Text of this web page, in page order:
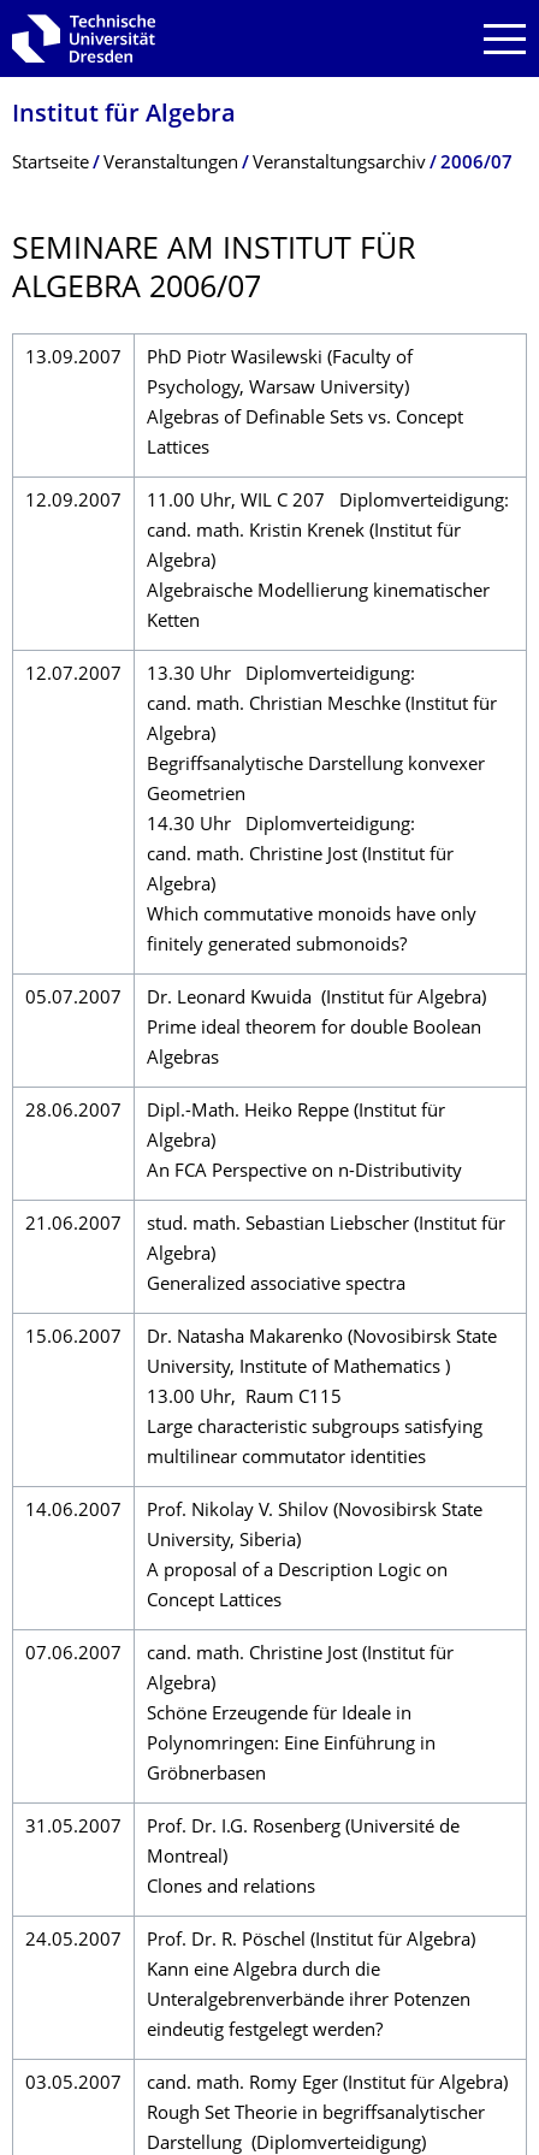
Zur Hauptnavigation springen
Zur Suche springen
Zum Inhalt springen
Institut für Algebra
Breadcrumb-Menü
Startseite Veranstaltungen Veranstaltungsarchiv 2006/07
SEMINARE AM INSTITUT FÜR
ALGEBRA 2006/07
13.09.2007
PhD Piotr Wasilewski (Faculty of
Psychology, Warsaw University)
Algebras of Definable Sets vs. Concept
Lattices
12.09.2007
11.00 Uhr, WIL C 207 Diplomverteidigung:
cand. math. Kristin Krenek (Institut für
Algebra)
Algebraische Modellierung kinematischer
Ketten
12.07.2007
13.30 Uhr Diplomverteidigung:
cand. math. Christian Meschke (Institut für
Algebra)
Begriffsanalytische Darstellung konvexer
Geometrien
14.30 Uhr Diplomverteidigung:
cand. math. Christine Jost (Institut für
Algebra)
Which commutative monoids have only
finitely generated submonoids?
05.07.2007
Dr. Leonard Kwuida (Institut für Algebra)
Prime ideal theorem for double Boolean
Algebras
28.06.2007
Dipl.-Math. Heiko Reppe (Institut für
Algebra)
An FCA Perspective on n-Distributivity
21.06.2007
stud. math. Sebastian Liebscher (Institut für
Algebra)
Generalized associative spectra
15.06.2007
Dr. Natasha Makarenko (Novosibirsk State
University, Institute of Mathematics )
13.00 Uhr, Raum C115
Large characteristic subgroups satisfying
multilinear commutator identities
14.06.2007
Prof. Nikolay V. Shilov (Novosibirsk State
University, Siberia)
A proposal of a Description Logic on
Concept Lattices
07.06.2007
cand. math. Christine Jost (Institut für
Algebra)
Schöne Erzeugende für Ideale in
Polynomringen: Eine Einführung in
Gröbnerbasen
31.05.2007
Prof. Dr. I.G. Rosenberg (Université de
Montreal)
Clones and relations
24.05.2007
Prof. Dr. R. Pöschel (Institut für Algebra)
Kann eine Algebra durch die
Unteralgebrenverbände ihrer Potenzen
eindeutig festgelegt werden?
03.05.2007
cand. math. Romy Eger (Institut für Algebra)
Rough Set Theorie in begriffsanalytischer
Darstellung (Diplomverteidigung)